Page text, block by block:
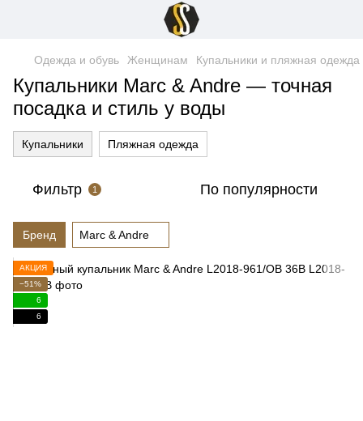
Одежда и обувь Женщинам Купальники и пляжная одежда
Купальники Marc & Andre — точная
посадка и стиль у воды
Купальники Пляжная одежда
Фильтр 1 По популярности
Бренд Marc & Andre
АКЦИЯ
−51%
6
6